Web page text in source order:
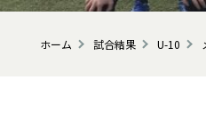
ホーム 試合結果 U-10